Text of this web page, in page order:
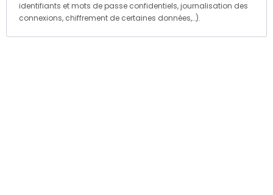
identifiants et mots de passe confidentiels, journalisation des
connexions, chiffrement de certaines données,…).